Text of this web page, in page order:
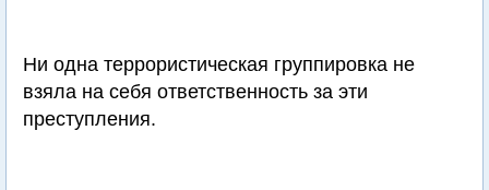
Ни одна террористическая группировка не
взяла на себя ответственность за эти
преступления.